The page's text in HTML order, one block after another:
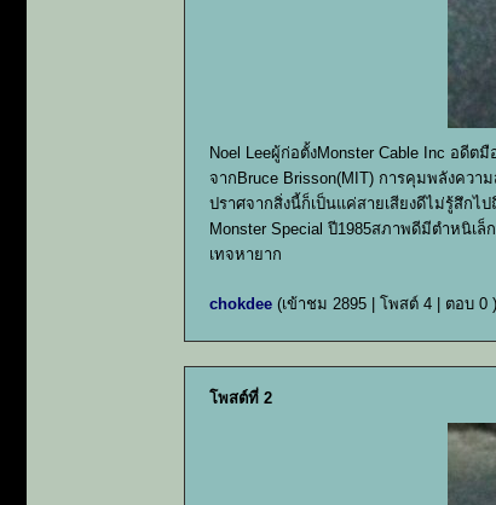
Noel Leeผู้ก่อตั้งMonster Cable Inc อดี
จากBruce Brisson(MIT) การคุมพลังควา
ปราศจากสิ่งนี้ก็เป็นแค่สายเสียงดีไม่รู้สึกไ
Monster Special ปี1985สภาพดีมีตำหนิเ
เทจหายาก
chokdee (เข้าชม 2895 | โพสต์ 4 | ตอบ 0 )
โพสต์ที่ 2